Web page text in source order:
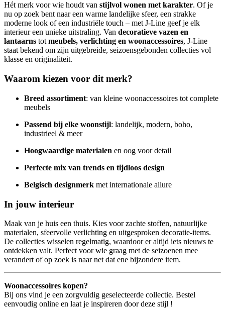
Hét merk voor wie houdt van stijlvol wonen met karakter. Of je
nu op zoek bent naar een warme landelijke sfeer, een strakke
moderne look of een industriële touch – met J-Line geef je elk
interieur een unieke uitstraling. Van decoratieve vazen en
lantaarns totmeubels, verlichting en woonaccessoires, J-Line
staat bekend om zijn uitgebreide, seizoensgebonden collecties vol
klasse en originaliteit.
Waarom kiezen voor dit merk?
Breed assortiment: van kleine woonaccessoires tot complete
meubels
Passend bij elke woonstijl: landelijk, modern, boho,
industrieel & meer
Hoogwaardige materialen en oog voor detail
Perfecte mix van trends en tijdloos design
Belgisch designmerk met internationale allure
In jouw interieur
Maak van je huis een thuis. Kies voor zachte stoffen, natuurlijke
materialen, sfeervolle verlichting en uitgesproken decoratie-items.
De collecties wisselen regelmatig, waardoor er altijd iets nieuws te
ontdekken valt. Perfect voor wie graag met de seizoenen mee
verandert of op zoek is naar net dat ene bijzondere item.
Woonaccessoires kopen?
Bij ons vind je een zorgvuldig geselecteerde collectie. Bestel
eenvoudig online en laat je inspireren door deze stijl !